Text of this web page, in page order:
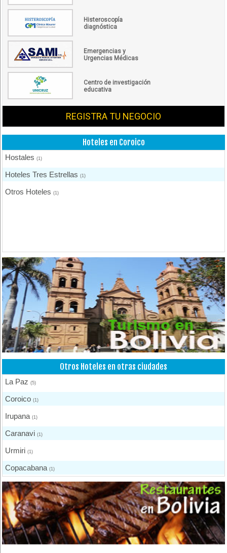
Histeroscopía
diagnóstica
Emergencias y
Urgencias Médicas
Centro de investigación
educativa
REGISTRA TU NEGOCIO
Hoteles en Coroico
Hostales(1)
Hoteles Tres Estrellas(1)
Otros Hoteles(1)
Otros Hoteles en otras ciudades
La Paz(5)
Coroico(1)
Irupana(1)
Caranavi(1)
Urmiri(1)
Copacabana(1)
Apolo(1)
Quillacollo(4)
Cochabamba (5)
Colcapirhua(1)